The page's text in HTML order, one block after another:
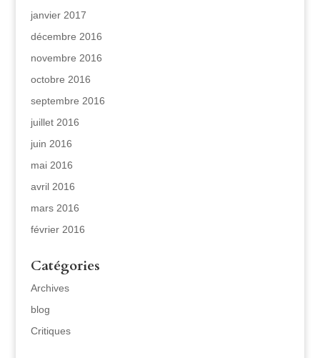
janvier 2017
décembre 2016
novembre 2016
octobre 2016
septembre 2016
juillet 2016
juin 2016
mai 2016
avril 2016
mars 2016
février 2016
Catégories
Archives
blog
Critiques